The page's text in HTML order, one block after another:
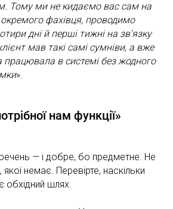
Тому ми не кидаємо вас сам на
фахівця, проводимо
дні й перші тижні на зв'язку
мав такі самі сумніви, а вже
працювала в системі без жодного
».
нам функції»
— і добре, бо предметне. Не
немає. Перевірте, наскільки
обхідний шлях.